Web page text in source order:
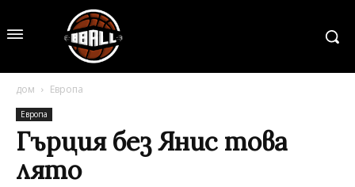
дом Европа
Европа
Гърция без Янис това
лято